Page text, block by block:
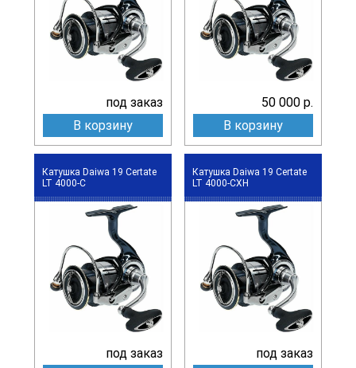
под заказ
В корзину
50 000 р.
В корзину
Катушка Daiwa 19 Certate
LT 4000-С
под заказ
Катушка Daiwa 19 Certate
LT 4000-СXH
под заказ